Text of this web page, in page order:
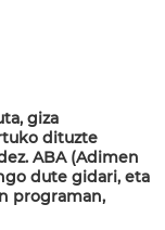
giza
dituzte
ABA (Adimen
dute gidari, eta
programan,